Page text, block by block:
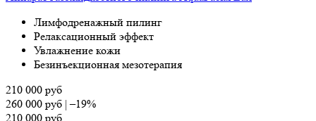
Лимфодренажный пилинг
Релаксационный эффект
Увлажнение кожи
Безинъекционная мезотерапия
210 000 руб
260 000 руб |–19%
210 000 руб